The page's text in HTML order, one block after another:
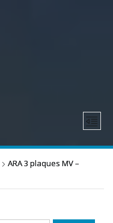
ARA 3 plaques MV –